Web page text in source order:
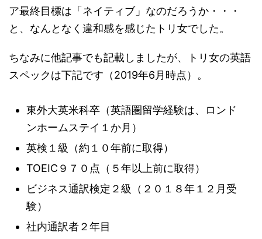
ア最終目標は「ネイティブ」なのだろうか・・・
と、なんとなく違和感を感じたトリ女でした。
ちなみに他記事でも記載しましたが、トリ女の英語
スペックは下記です（2019年6月時点）。
東外大英米科卒（英語圏留学経験は、ロンド
ンホームステイ１か月）
英検１級（約１０年前に取得）
TOEIC９７０点（５年以上前に取得）
ビジネス通訳検定２級（２０１８年１２月受
験）
社内通訳者２年目